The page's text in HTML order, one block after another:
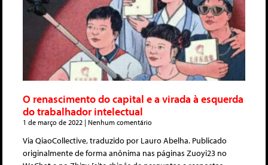
O renascimento do capital e a virada à esquerda
do trabalhador intelectual
1 de março de 2022 Nenhum comentário
Via QiaoCollective, traduzido por Lauro Abelha. Publicado
originalmente de forma anônima nas páginas Zuoyi23 no